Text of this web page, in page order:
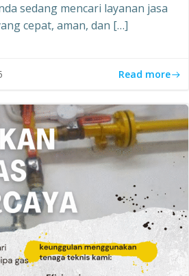
sedang mencari layanan jasa
cepat, aman, dan […]
Read more